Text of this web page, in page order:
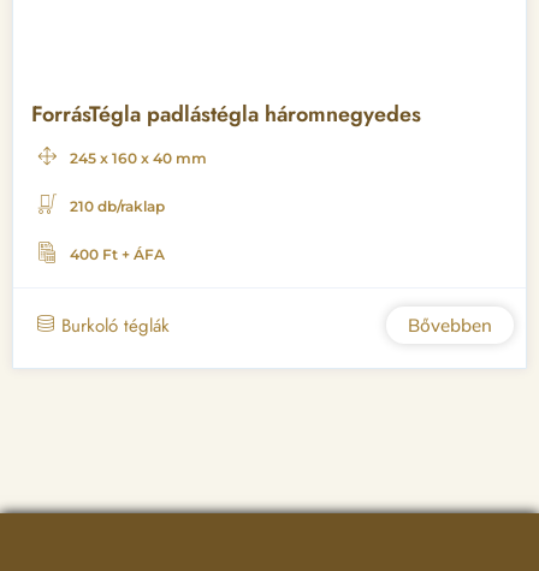
ForrásTégla padlástégla háromnegyedes
245 x 160 x 40 mm
210 db/raklap
400 Ft + ÁFA
Burkoló téglák Bővebben